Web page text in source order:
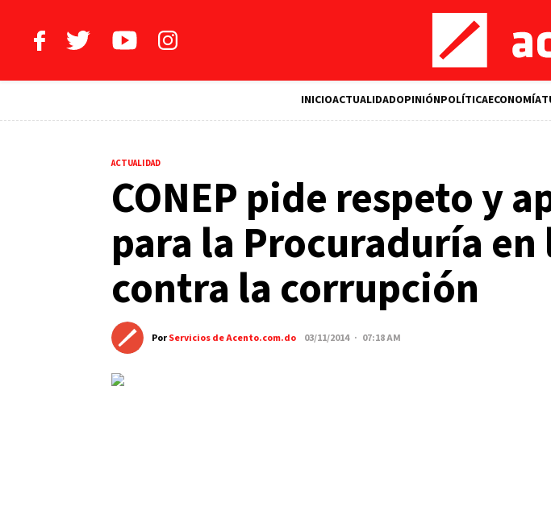
INICIOACTUALIDADOPINIÓNPOLÍTICAECONOMÍA
ACTUALIDAD
CONEP pide respeto y
para la Procuraduría en
contra la corrupción
PorServicios de Acento.com.do 03/11/2014 · 07:18 AM